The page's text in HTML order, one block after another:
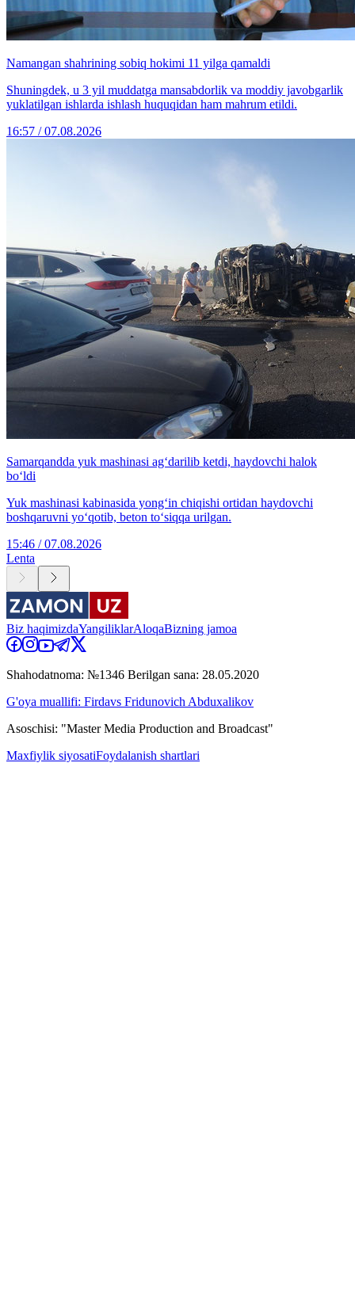
Namangan shahrining sobiq hokimi 11 yilga qamaldi
Shuningdek, u 3 yil muddatga mansabdorlik va moddiy javobgarlik
yuklatilgan ishlarda ishlash huquqidan ham mahrum etildi.
16:57 / 07.08.2026
Samarqandda yuk mashinasi ag‘darilib ketdi, haydovchi halok
bo‘ldi
Yuk mashinasi kabinasida yong‘in chiqishi ortidan haydovchi
boshqaruvni yo‘qotib, beton to‘siqqa urilgan.
15:46 / 07.08.2026
Lenta
Biz haqimizdaYangiliklarAloqaBizning jamoa
Shahodatnoma: №1346 Berilgan sana: 28.05.2020
G'oya muallifi: Firdavs Fridunovich Abduxalikov
Asoschisi: "Master Media Production and Broadcast"
Maxfiylik siyosatiFoydalanish shartlari